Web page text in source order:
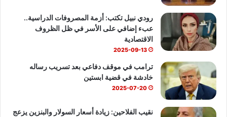
e
رودي نبيل تكتب: أزمة المصروفات الدراسية..
عبء إضافي على الأسر في ظل الظروف
الاقتصادية
2025-09-13
ترامب في موقف دفاعي بعد تسريب رساله
خادشة في قضية ابستين
2025-07-20
نقيب الفلاحين: زيادة أسعار السولار والبنزين يزعج